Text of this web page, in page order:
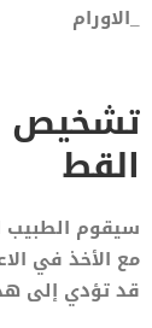
_الاورام
تشخيص
القط
سيقوم
مع الأخذ في
قد تؤدي إلى